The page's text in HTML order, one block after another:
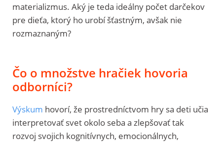
materializmus. Aký je teda ideálny počet darčekov
pre dieťa, ktorý ho urobí šťastným, avšak nie
rozmaznaným?
Čo o množstve hračiek hovoria
odborníci?
Výskum hovorí, že prostredníctvom hry sa deti učia
interpretovať svet okolo seba a zlepšovať tak
rozvoj svojich kognitívnych, emocionálnych,